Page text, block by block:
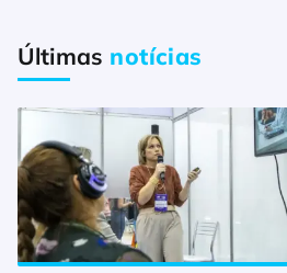
Últimas notícias